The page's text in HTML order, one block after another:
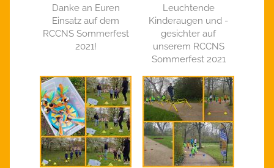
Danke an Euren
Einsatz auf dem
RCCNS Sommerfest
2021!
Leuchtende
Kinderaugen und -
gesichter auf
unserem RCCNS
Sommerfest 2021